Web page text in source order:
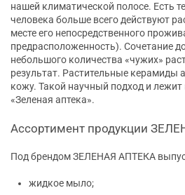
нашей климатической полосе. Есть
человека больше всего действуют
месте его непосредственного
предрасположенность). Сочетание
небольшого количества «чужих»
результат. Растительные керамиды
кожу. Такой научный подход и лежит
«Зеленая аптека».
Ассортимент продукции
Под брендом ЗЕЛЕНАЯ АПТЕКА
жидкое мыло;